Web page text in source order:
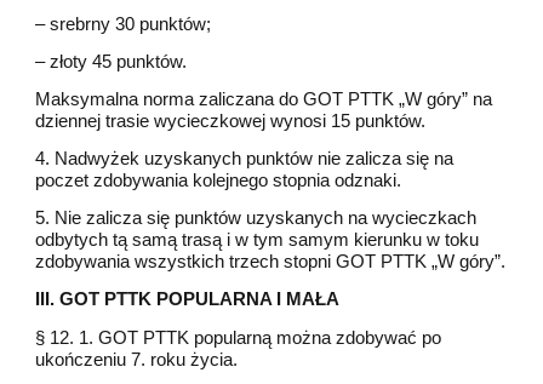
– srebrny 30 punktów;
– złoty 45 punktów.
Maksymalna norma zaliczana do GOT PTTK „W góry” na
dziennej trasie wycieczkowej wynosi 15 punktów.
4. Nadwyżek uzyskanych punktów nie zalicza się na
poczet zdobywania kolejnego stopnia odznaki.
5. Nie zalicza się punktów uzyskanych na wycieczkach
odbytych tą samą trasą i w tym samym kierunku w toku
zdobywania wszystkich trzech stopni GOT PTTK „W góry”.
III. GOT PTTK POPULARNA I MAŁA
§ 12. 1. GOT PTTK popularną można zdobywać po
ukończeniu 7. roku życia.